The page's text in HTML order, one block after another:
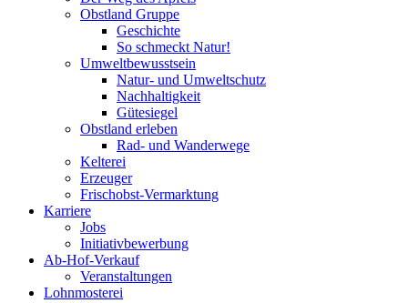
Obstland Gruppe
Geschichte
So schmeckt Natur!
Umweltbewusstsein
Natur- und Umweltschutz
Nachhaltigkeit
Gütesiegel
Obstland erleben
Rad- und Wanderwege
Kelterei
Erzeuger
Frischobst-Vermarktung
Karriere
Jobs
Initiativbewerbung
Ab-Hof-Verkauf
Veranstaltungen
Lohnmosterei